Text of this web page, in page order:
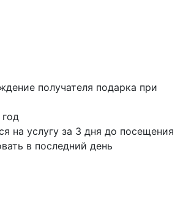
получателя подарка при
на услугу за 3 дня до посещения
в последний день